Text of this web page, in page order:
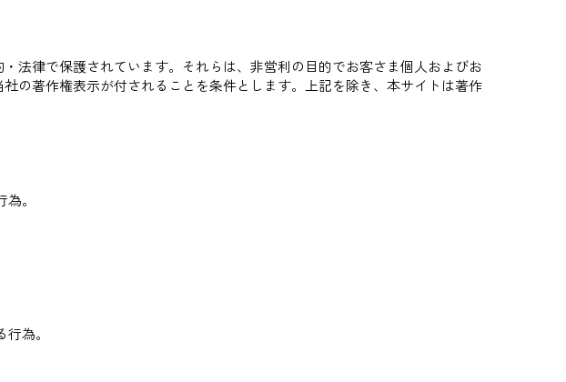
法律で保護されています。それらは、非営利の目的でお客さま個人およびお
の著作権表示が付されることを条件とします。上記を除き、本サイトは著作
。
為。